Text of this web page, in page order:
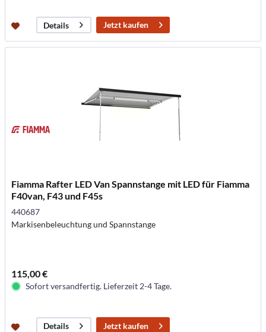
Details Jetzt kaufen
Fiamma Rafter LED Van Spannstange mit LED für Fiamma
F40van, F43 und F45s
440687
Markisenbeleuchtung und Spannstange
115,00 €
Sofort versandfertig. Lieferzeit 2-4 Tage.
Details Jetzt kaufen